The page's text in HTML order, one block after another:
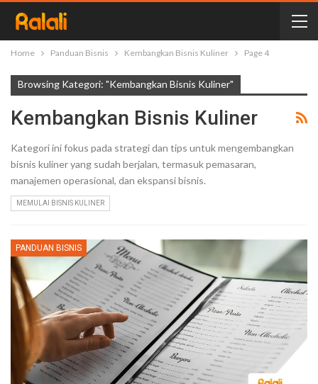
Home Panduan Bisnis Kembangkan Bisnis Kuliner Page 4
Browsing Kategori: "Kembangkan Bisnis Kuliner"
Kembangkan Bisnis Kuliner
Kategori ini fokus pada strategi dan tips untuk mengembangkan
bisnis kuliner yang sudah berjalan, termasuk pemasaran,
manajemen operasional, dan ekspansi bisnis.
MEMULAI BISNIS KULINER
PANDUAN BISNIS